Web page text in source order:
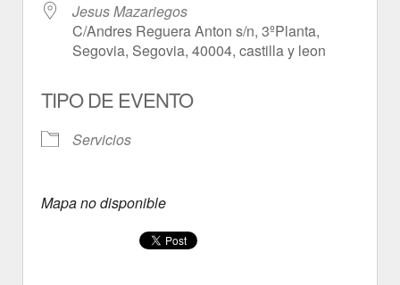
Jesus Mazariegos
C/Andres Reguera Anton s/n, 3ºPlanta,
Segovia, Segovia, 40004, castilla y leon
TIPO DE EVENTO
Servicios
Mapa no disponible